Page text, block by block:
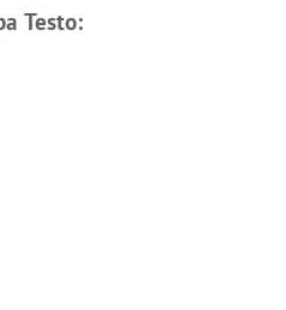
Testo: